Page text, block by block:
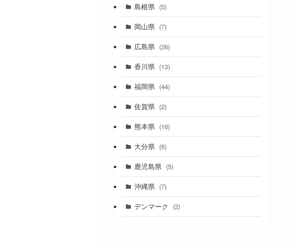
(7)
(3)
(1)
島根県 (5)
岡山県 (7)
広島県 (26)
香川県 (13)
福岡県 (44)
佐賀県 (2)
熊本県 (16)
大分県 (6)
鹿児島県 (5)
沖縄県 (7)
デンマーク (2)